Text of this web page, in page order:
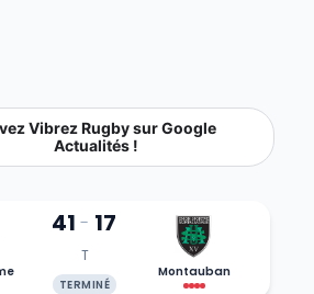
Vibrez Rugby sur Google
Actualités !
41 - 17
T
TERMINÉ
Montauban